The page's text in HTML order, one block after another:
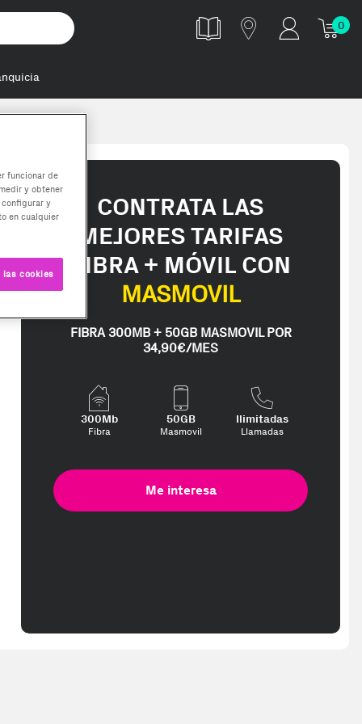
0
CONTRATA LAS
MEJORES TARIFAS
FIBRA + MÓVIL CON
MASMOVIL
FIBRA 300MB + 50GB MASMOVIL POR
34,90€/MES
300Mb
Fibra
50GB
Masmovil
Ilimitadas
Llamadas
Me interesa
funcionar de
y obtener
y
en cualquier
cookies